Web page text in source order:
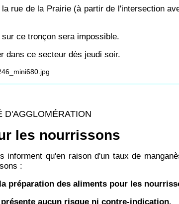
rue de la Prairie (à partir de l'intersection
ce tronçon sera impossible.
dans ce secteur dès jeudi soir.
D'AGGLOMÉRATION
les nourrissons
qu'en raison d'un taux de
:
préparation des aliments pour les
aucun risque ni contre-indication.